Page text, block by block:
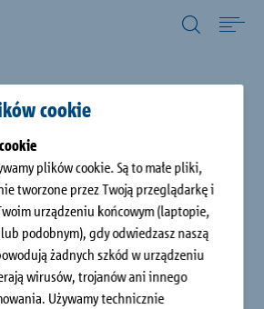
cookie
plików cookie. Są to małe pliki,
tworzone przez Twoją przeglądarkę i
urządzeniu końcowym (laptopie,
podobnym), gdy odwiedzasz naszą
żadnych szkód w urządzeniu
wirusów, trojanów ani innego
Używamy technicznie
Schöck
udziału
szereg imprez, podczas których
na temat najnowszych trendów
i fizyce budowli.
sympozjach i seminariach firma
specjaliści oferują najnowsze
techniki pochodzące z badań